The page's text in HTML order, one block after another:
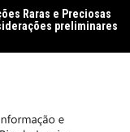
preliminares
da Ciência da